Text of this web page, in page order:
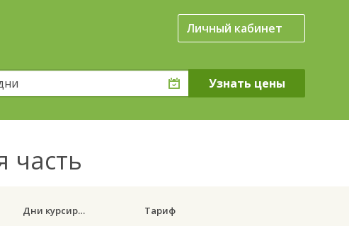
Личный кабинет
часть
Дни курсирования Тариф